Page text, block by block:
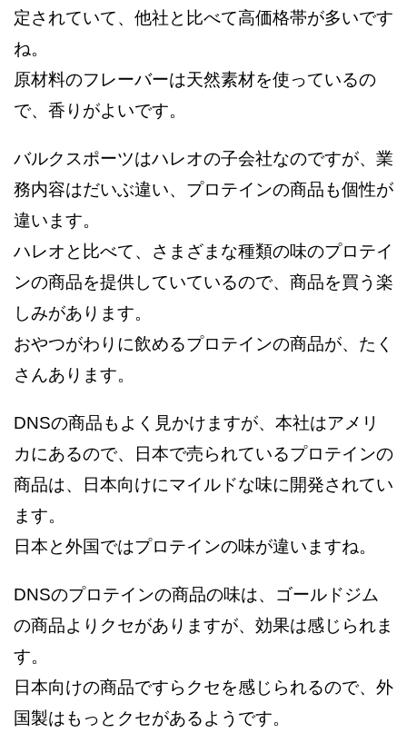
定されていて、他社と比べて高価格帯が多いです
ね。
原材料のフレーバーは天然素材を使っているの
で、香りがよいです。
バルクスポーツはハレオの子会社なのですが、業
務内容はだいぶ違い、プロテインの商品も個性が
違います。
ハレオと比べて、さまざまな種類の味のプロテイ
ンの商品を提供していているので、商品を買う楽
しみがあります。
おやつがわりに飲めるプロテインの商品が、たく
さんあります。
DNSの商品もよく見かけますが、本社はアメリ
カにあるので、日本で売られているプロテインの
商品は、日本向けにマイルドな味に開発されてい
ます。
日本と外国ではプロテインの味が違いますね。
DNSのプロテインの商品の味は、ゴールドジム
の商品よりクセがありますが、効果は感じられま
す。
日本向けの商品ですらクセを感じられるので、外
国製はもっとクセがあるようです。